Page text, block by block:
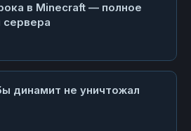
в Minecraft — полное
сервера
динамит не уничтожал